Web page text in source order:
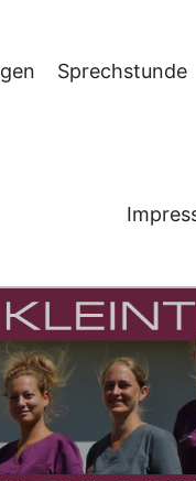
Sprechstunde